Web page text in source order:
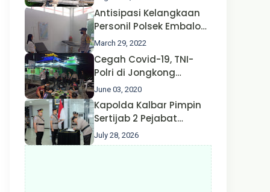
Oleh Satgas Ops Aman
Nusa II Polda Kalbar*
Antisipasi Kelangkaan
Personil Polsek Embaloh
Hulu Gencar Lakukan
Pengecekan Oksigen
March 29, 2022
Cegah Covid-19, TNI-
Polri di Jongkong
Himbau Masyarakat
Jangan Kumpul Hinga
Larut Malam.
June 03, 2020
Kapolda Kalbar Pimpin
Sertijab 2 Pejabat
Utama dan 7 Kapolres,
AKBP Wisnu Perdana
July 28, 2026